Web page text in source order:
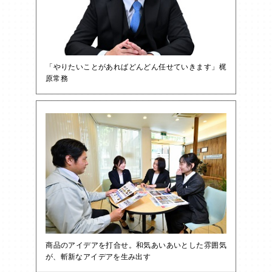
「やりたいことがあればどんどん任せていきます」梶
原常務
商品のアイデアを打合せ。和気あいあいとした雰囲気
が、斬新なアイデアを生み出す